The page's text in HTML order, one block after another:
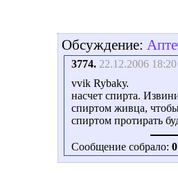
Обсуждение:
3774. 22.12.2006 18:20
vvik Rybakу.
насчет спирта.
спиртом живца,
спиртом протирать
Сообщение собрало: 0